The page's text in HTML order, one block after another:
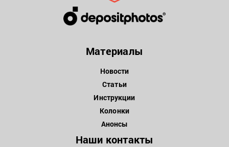
Материалы
Новости
Статьи
Инструкции
Колонки
Анонсы
Наши контакты